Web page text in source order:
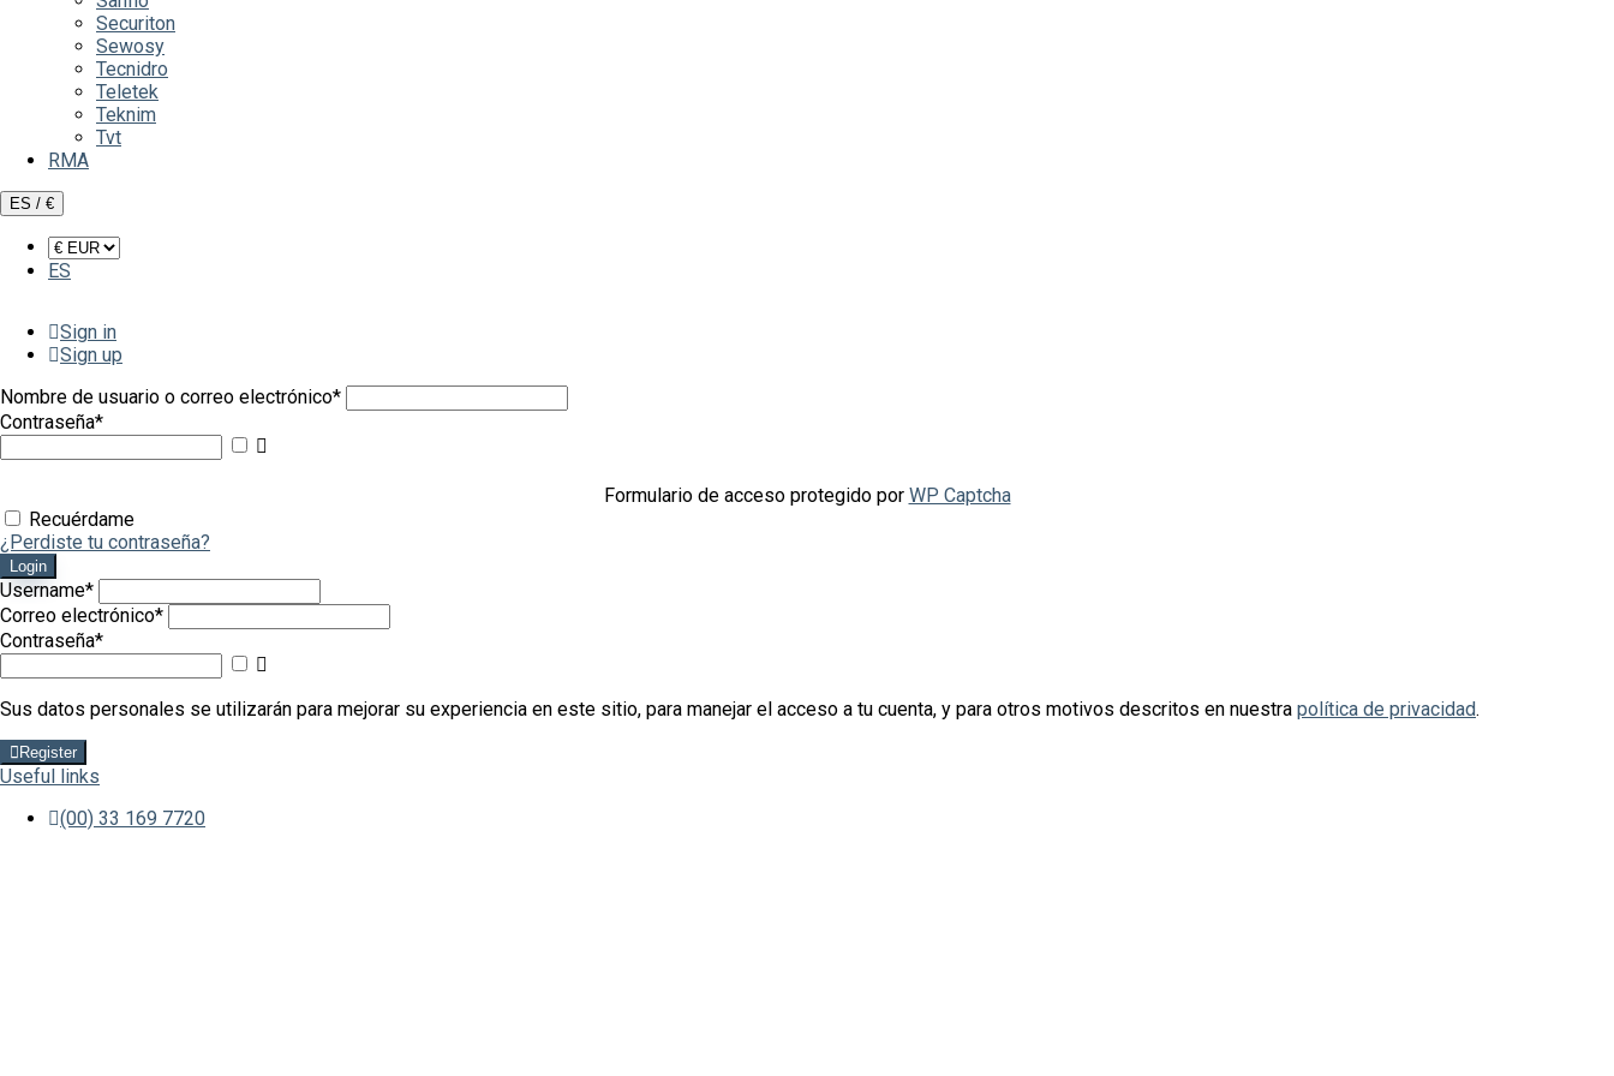
Securiton
Sewosy
Tecnidro
Teletek
Teknim
Tvt
RMA
ES / €
ES
Sign in
Sign up
Nombre de usuario o correo electrónico*
Contraseña*
Formulario de acceso protegido por WP Captcha
Recuérdame
¿Perdiste tu contraseña?
Login
Username*
Correo electrónico*
Contraseña*
Sus datos personales se utilizarán para mejorar su experiencia en este sitio, para manejar el acceso a tu cuenta, y para otros motivos descritos en nuestra política de privacidad.
Register
Useful links
(00) 33 169 7720